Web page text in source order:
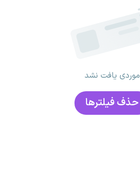
موردی یافت نشد
حذف فیلتر‌ها